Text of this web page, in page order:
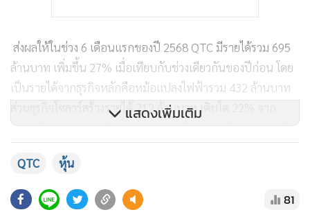
ส่งผลให้ในช่วง 6 เดือนแรกของปี 2568 QTC มีรายได้รวม 695
ล้านบาท เพิ่มขึ้น 27% เมื่อเทียบกับช่วงเดียวกันของปีก่อน โดย
เป็นรายได้จากธุรกิจหลักคือหม้อแปลงไฟฟ้ารวม 432 ล้านบาท
ส่วนธุรกิจโซลาร์สร้างรายได้ 212 ล้านบาท เติบโต 22% จาก
กลยุทธ์ขยายช่องทางจำหน่ายและเพิ่มทีมขาย พร้อมการร่วมมือ
กับพันธมิตรทั้งในประเทศและต่างประเทศ อาทิ HUAWEI,
LONGI และ FOX ESS ทำให้สร้างการเข้าถึงลูกค้าทั่วประเทศได้
มีประสิทธิภาพมากขึ้น
แสดงเพิ่มเติม
QTC หุ้น
81